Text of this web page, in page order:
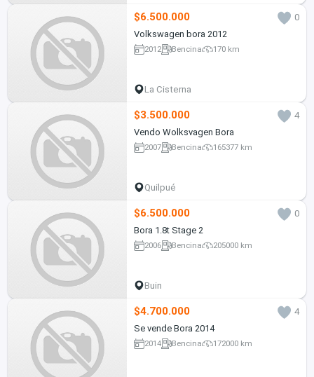
$6.500.000
0
Volkswagen bora 2012
2012 Bencina 170 km
La Cisterna
$3.500.000
4
Vendo Wolksvagen Bora
2007 Bencina 165377 km
Quilpué
$6.500.000
0
Bora 1.8t Stage 2
2006 Bencina 205000 km
Buin
$4.700.000
4
Se vende Bora 2014
2014 Bencina 172000 km